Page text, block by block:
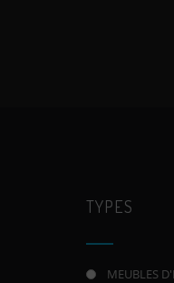
TYPES
MEUBLES